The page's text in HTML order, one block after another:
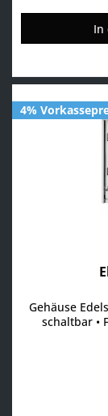
In
4%
Gehäuse
schaltbar •